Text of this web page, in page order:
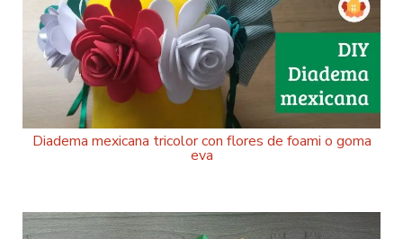
Diadema mexicana tricolor con flores de foami o goma
eva